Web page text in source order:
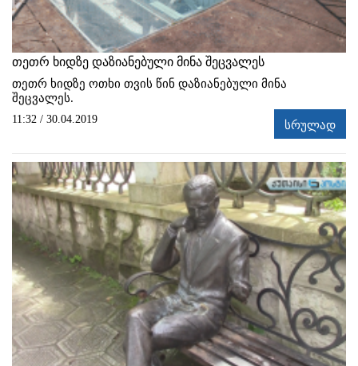
თეთრ ხიდზე დაზიანებული მინა შეცვალეს
თეთრ ხიდზე ოთხი თვის წინ დაზიანებული მინა
შეცვალეს.
11:32 / 30.04.2019 სრულად